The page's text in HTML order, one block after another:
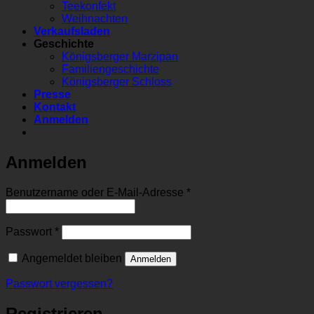
Teekonfekt
Weihnachten
Verkaufsladen
Geschichte
Königsberger Marzipan
Familiengeschichte
Königsberger Schloss
Presse
Kontakt
Anmelden
Anmelden
Benutzername oder E-Mail-Adresse *Erforderlich
Passwort *Erforderlich
Angemeldet bleiben Anmelden
Passwort vergessen?